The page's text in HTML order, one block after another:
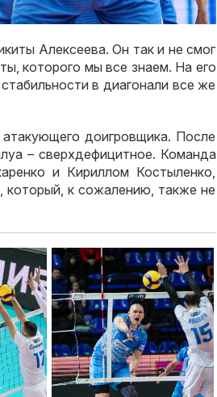
Алексеева. Он так и не смог
которого мы все знаем. На его
в диагонали все же
доигровщика. После
– сверхдефицитное. Команда
и Кириллом Костыленко,
к сожалению, также не